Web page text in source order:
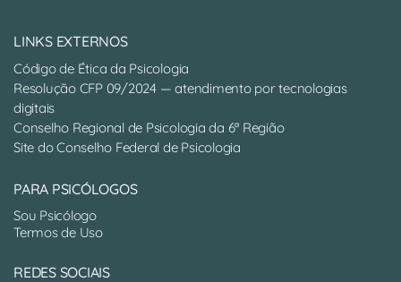
LINKS EXTERNOS
Código de Ética da Psicologia
Resolução CFP 09/2024 — atendimento por tecnologias
digitais
Conselho Regional de Psicologia da 6ª Região
Site do Conselho Federal de Psicologia
PARA PSICÓLOGOS
Sou Psicólogo
Termos de Uso
REDES SOCIAIS